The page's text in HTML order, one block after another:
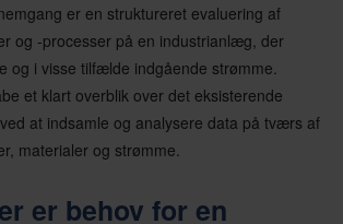
er en struktureret evaluering af
og -processer på en industrianlæg, der
og i visse tilfælde indgående strømme.
et klart overblik over det eksisterende
at indsamle og analysere data på tværs af
materialer og strømme.
er behov for en